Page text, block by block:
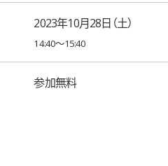
2023年10月28日（土）
14:40〜15:40
参加無料